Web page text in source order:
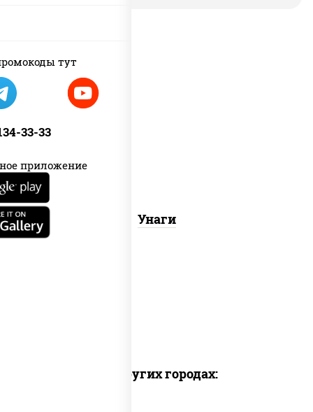
тут
33-33
приложение
соус "унаги", рис, нори, угорь
Унаги
Доставка в других городах: